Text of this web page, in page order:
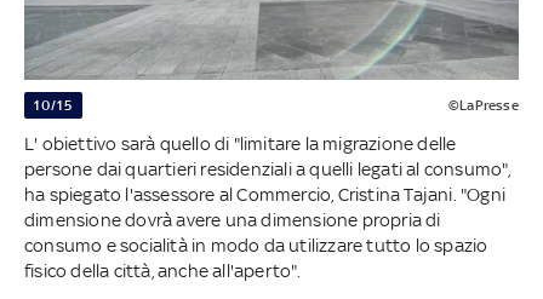
10/15 ©LaPresse
L' obiettivo sarà quello di "limitare la migrazione delle
persone dai quartieri residenziali a quelli legati al consumo",
ha spiegato l'assessore al Commercio, Cristina Tajani. "Ogni
dimensione dovrà avere una dimensione propria di
consumo e socialità in modo da utilizzare tutto lo spazio
fisico della città, anche all'aperto".